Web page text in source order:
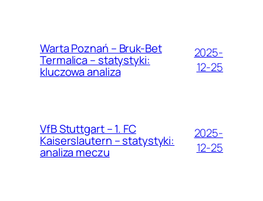
Warta Poznań – Bruk-Bet
Termalica – statystyki:
kluczowa analiza
2025-
12-25
VfB Stuttgart – 1. FC
Kaiserslautern – statystyki:
analiza meczu
2025-
12-25